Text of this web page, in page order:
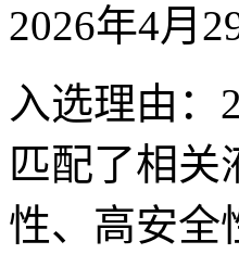
2026年4月
入选理由：
匹配了相
性、高安全